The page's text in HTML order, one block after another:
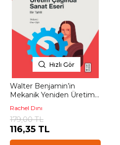
Hızlı Gör
Walter Benjamin’in
Mekanik Yeniden Üretim
Rachel Dını
179,00 TL
116,35 TL